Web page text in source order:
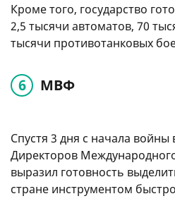
Кроме того, государство
2,5 тысячи автоматов, 70
тысячи противотанковых
МВФ
Спустя 3 дня с начала войны
Директоров
выразил готовность
стране инструментом